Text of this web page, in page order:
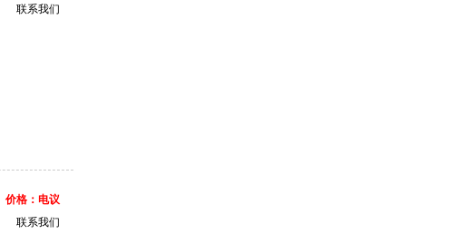
联系我们
价格：电议
联系我们